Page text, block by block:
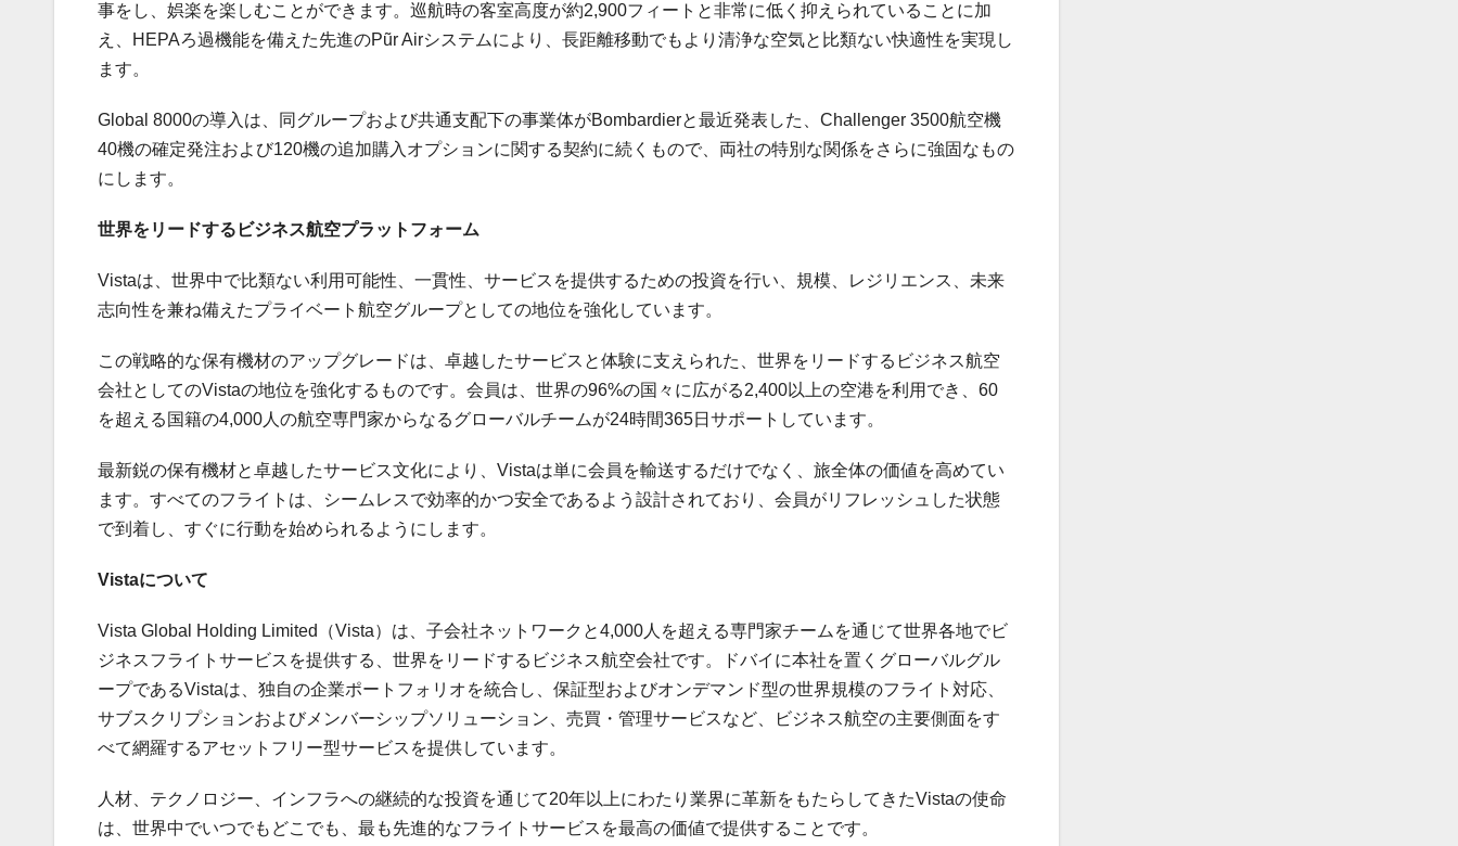
事をし、娯楽を楽しむことができます。巡航時の客室高度が約2,900フィートと非常に低く抑えられていることに加
え、HEPAろ過機能を備えた先進のPũr Airシステムにより、長距離移動でもより清浄な空気と比類ない快適性を実現し
ます。
Global 8000の導入は、同グループおよび共通支配下の事業体がBombardierと最近発表した、Challenger 3500航空機
40機の確定発注および120機の追加購入オプションに関する契約に続くもので、両社の特別な関係をさらに強固なもの
にします。
世界をリードするビジネス航空プラットフォーム
Vistaは、世界中で比類ない利用可能性、一貫性、サービスを提供するための投資を行い、規模、レジリエンス、未来
志向性を兼ね備えたプライベート航空グループとしての地位を強化しています。
この戦略的な保有機材のアップグレードは、卓越したサービスと体験に支えられた、世界をリードするビジネス航空
会社としてのVistaの地位を強化するものです。会員は、世界の96%の国々に広がる2,400以上の空港を利用でき、60
を超える国籍の4,000人の航空専門家からなるグローバルチームが24時間365日サポートしています。
最新鋭の保有機材と卓越したサービス文化により、Vistaは単に会員を輸送するだけでなく、旅全体の価値を高めてい
ます。すべてのフライトは、シームレスで効率的かつ安全であるよう設計されており、会員がリフレッシュした状態
で到着し、すぐに行動を始められるようにします。
Vistaについて
Vista Global Holding Limited（Vista）は、子会社ネットワークと4,000人を超える専門家チームを通じて世界各地でビ
ジネスフライトサービスを提供する、世界をリードするビジネス航空会社です。ドバイに本社を置くグローバルグル
ープであるVistaは、独自の企業ポートフォリオを統合し、保証型およびオンデマンド型の世界規模のフライト対応、
サブスクリプションおよびメンバーシップソリューション、売買・管理サービスなど、ビジネス航空の主要側面をす
べて網羅するアセットフリー型サービスを提供しています。
人材、テクノロジー、インフラへの継続的な投資を通じて20年以上にわたり業界に革新をもたらしてきたVistaの使命
は、世界中でいつでもどこでも、最も先進的なフライトサービスを最高の価値で提供することです。